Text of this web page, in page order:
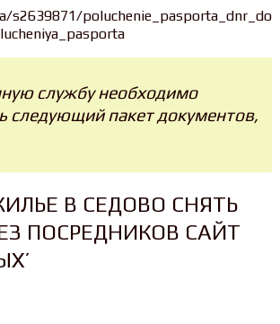
s2639871/poluchenie_pasporta_dnr_do
службу необходимо
следующий пакет документов,
В СЕДОВО СНЯТЬ
ПОСРЕДНИКОВ САЙТ